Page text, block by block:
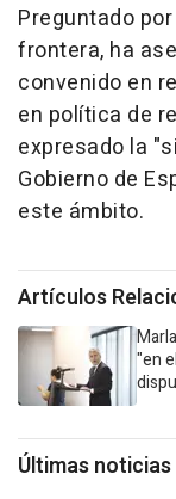
Preguntado
frontera, ha
convenido en
en política de
expresado la
Gobierno de
este ámbito.
Artículos
"en
Últimas